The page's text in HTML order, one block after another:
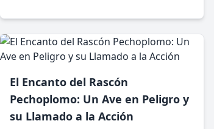
El Encanto del Rascón
Pechoplomo: Un Ave en Peligro y
su Llamado a la Acción